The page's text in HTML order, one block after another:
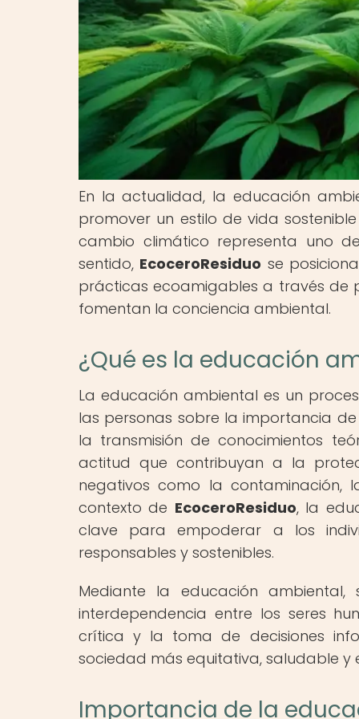
En la actualidad, la educación
promover un estilo de vida
cambio climático representa uno
sentido, EcoceroResiduo se
prácticas ecoamigables a través de
fomentan la conciencia ambiental.
¿Qué es la educación
La educación ambiental es un
las personas sobre la importancia
la transmisión de conocimientos
actitud que contribuyan a la
negativos como la contaminación,
contexto de EcoceroResiduo, la
clave para empoderar a los
responsables y sostenibles.
Mediante la educación
interdependencia entre los seres
crítica y la toma de decisiones
sociedad más equitativa, saludable y
Importancia de la